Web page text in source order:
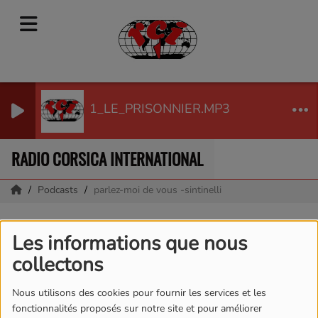
Les informations que nous
collectons
Nous utilisons des cookies pour fournir les services et les
fonctionnalités proposés sur notre site et pour améliorer
1_LE_PRISONNIER.MP3
RADIO CORSICA INTERNATIONAL
Podcasts parlez-moi de vous -sintinelli
parlez-moi de vous -
sintinelli